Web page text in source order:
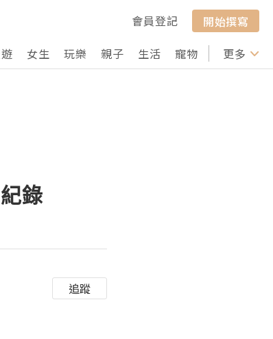
會員登記
開始撰寫
女生 玩樂 親子 生活 寵物 行山 打卡
更多
錄
追蹤